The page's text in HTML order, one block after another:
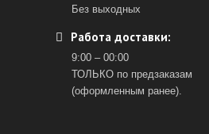
Без выходных
Работа доставки:
9:00 – 00:00
ТОЛЬКО по предзаказам
(оформленным ранее).